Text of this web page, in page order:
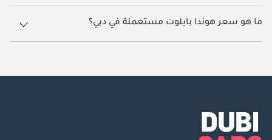
3 سيارة هوندا بايلوت مستعملة متوفرة للبيع في دبي.
ما هو سعر هوندا بايلوت مستعملة في دبي؟
يبدأ سعر سيارة هوندا بايلوت مستعملة في دبي 33,500.